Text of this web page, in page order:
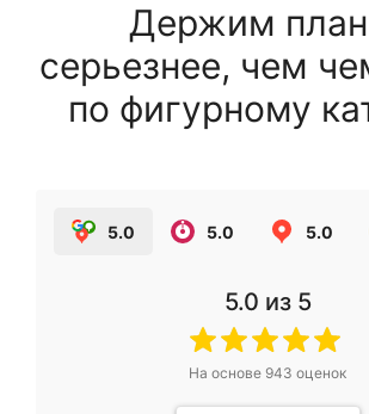
Держим
серьезнее, чем
по фигурному
5.0 5.0 5.0
5.0 из 5
На основе 943 оценок